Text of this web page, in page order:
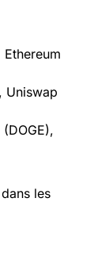
Ethereum
Uniswap
les